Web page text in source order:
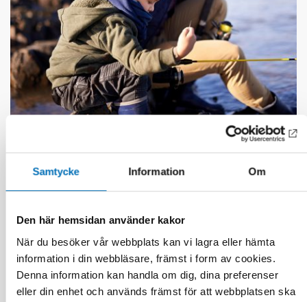
Samtycke Information Om
Den här hemsidan använder kakor
När du besöker vår webbplats kan vi lagra eller hämta
information i din webbläsare, främst i form av cookies.
Denna information kan handla om dig, dina preferenser
eller din enhet och används främst för att webbplatsen ska
persons with acquired deafblindness